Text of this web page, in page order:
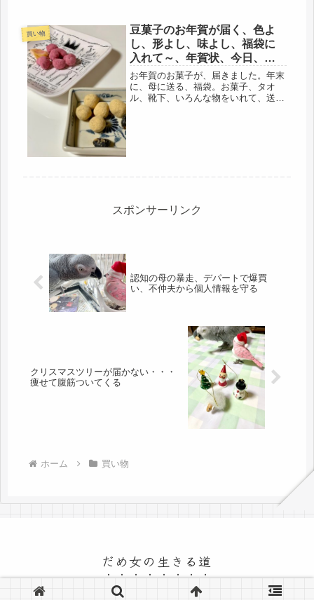
イム都内勤務で、子どもは保育園の延
長保育。朝、７時に送り、お迎えは
最...
買い物
豆菓子のお年賀が届く、色よ
し、形よし、味よし、福袋に
入れて～、年賀状、今日、書
くぞ
お年賀のお菓子が、届きました。年末
に、母に送る、福袋。お菓子、タオ
ル、靴下、いろんな物をいれて、送っ
スポンサーリンク
認知の母の暴走、デパートで爆買
い、不仲夫から個人情報を守る
クリスマスツリーが届かない・・・
痩せて腹筋ついてくる
ホーム 買い物
だめ女の生きる道
© 2015 だめ女の生きる道.